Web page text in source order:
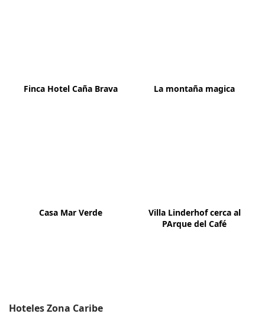
Finca Hotel Caña Brava La montaña magica
Casa Mar Verde
Villa Linderhof cerca al
PArque del Café
Hoteles Zona Caribe